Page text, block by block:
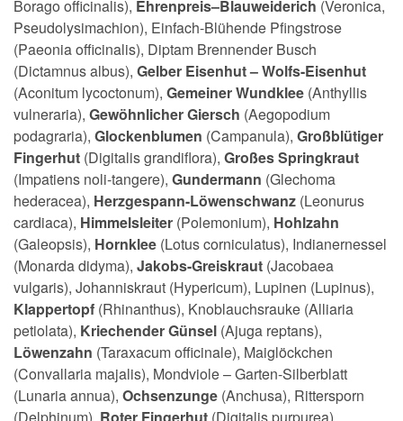
Borago officinalis), Ehrenpreis–Blauweiderich (Veronica,
Pseudolysimachion), Einfach-Blühende Pfingstrose
(Paeonia officinalis), Diptam Brennender Busch
(Dictamnus albus), Gelber Eisenhut – Wolfs-Eisenhut
(Aconitum lycoctonum), Gemeiner Wundklee (Anthyllis
vulneraria), Gewöhnlicher Giersch (Aegopodium
podagraria), Glockenblumen (Campanula), Großblütiger
Fingerhut (Digitalis grandiflora), Großes Springkraut
(Impatiens noli-tangere), Gundermann (Glechoma
hederacea), Herzgespann-Löwenschwanz (Leonurus
cardiaca), Himmelsleiter (Polemonium), Hohlzahn
(Galeopsis), Hornklee (Lotus corniculatus), Indianernessel
(Monarda didyma), Jakobs-Greiskraut (Jacobaea
vulgaris), Johanniskraut (Hypericum), Lupinen (Lupinus),
Klappertopf (Rhinanthus), Knoblauchsrauke (Alliaria
petiolata), Kriechender Günsel (Ajuga reptans),
Löwenzahn (Taraxacum officinale), Maiglöckchen
(Convallaria majalis), Mondviole – Garten-Silberblatt
(Lunaria annua), Ochsenzunge (Anchusa), Rittersporn